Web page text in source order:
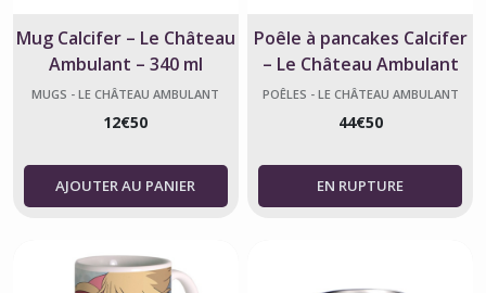
Mug Calcifer – Le Château
Ambulant – 340 ml
MUGS - LE CHÂTEAU AMBULANT
12€50
AJOUTER AU PANIER
Poêle à pancakes Calcifer
– Le Château Ambulant
POÊLES - LE CHÂTEAU AMBULANT
44€50